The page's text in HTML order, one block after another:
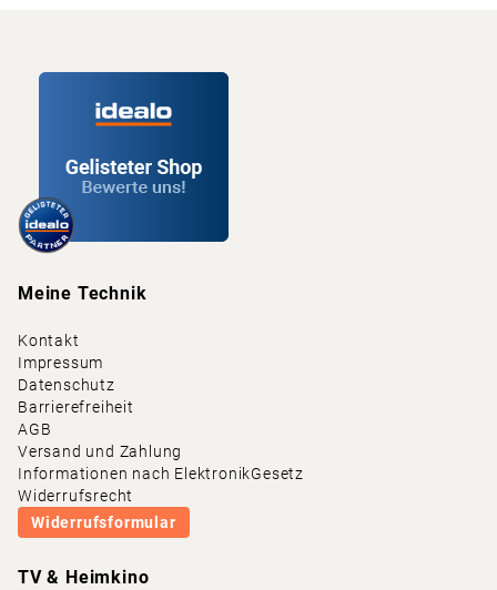
Meine Technik
Kontakt
Impressum
Datenschutz
Barrierefreiheit
AGB
Versand und Zahlung
Informationen nach ElektronikGesetz
Widerrufsrecht
Widerrufsformular
TV & Heimkino